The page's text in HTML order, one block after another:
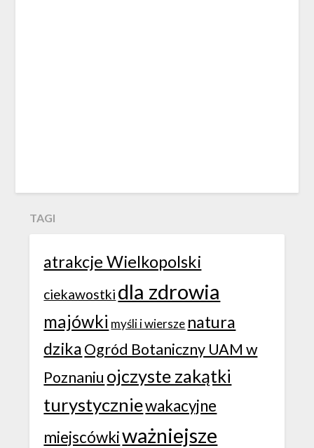
TAGI
atrakcje Wielkopolski
ciekawostki dla zdrowia
majówki myśli i wiersze natura
dzikaOgród Botaniczny UAM w
Poznaniu ojczyste zakątki
turystyczniewakacyjne
miejscówkiważniejsze